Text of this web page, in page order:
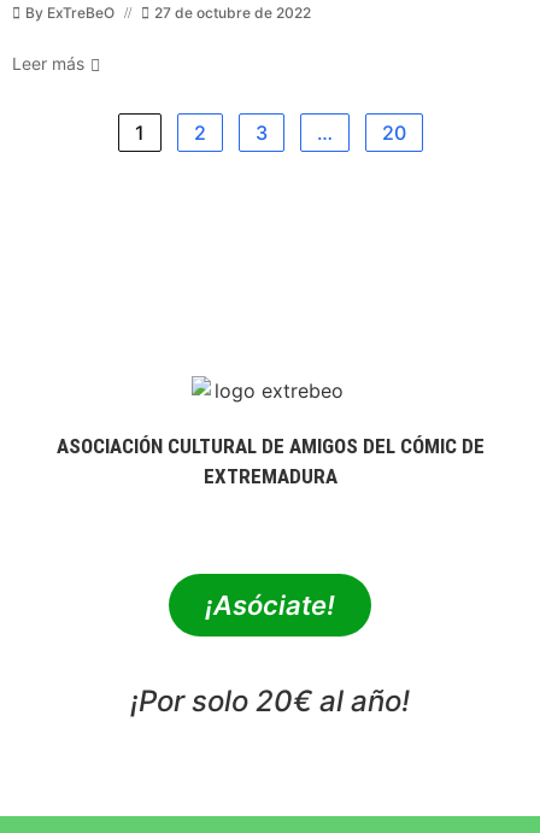
By ExTreBeO 27 de octubre de 2022
Leer más
1 2 3 … 20
ASOCIACIÓN CULTURAL DE AMIGOS DEL CÓMIC DE
EXTREMADURA
¡Asóciate!
¡Por solo 20€ al año!